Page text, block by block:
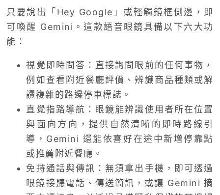
只要說出「Hey Google」或輕觸鏡框側邊，即
可喚醒 Gemini。這款語音眼鏡具備以下六大功
能：
視覺即時問答：直接詢問眼前的任何事物，
例如查看附近餐廳評價、辨識商品種類或解
讀複雜的路邊停車標誌。
直覺指路導航：眼鏡能辨識使用者所在位置
與面向方向，提供自然清晰的即時路線引
導，Gemini 還能依喜好在途中新增停靠點
或推薦附近餐廳。
免持通話與傳訊：無須拿出手機，即可透過
眼鏡接聽電話、傳送簡訊，或讓 Gemini 摘